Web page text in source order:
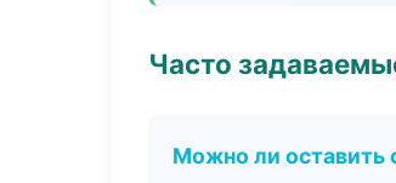
Часто
Можно ли оставить